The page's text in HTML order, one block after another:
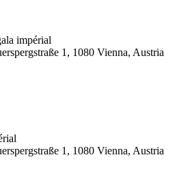
impérial
1, 1080 Vienna, Austria
1, 1080 Vienna, Austria